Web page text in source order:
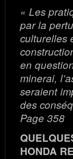
« Les
par la
culturelles
en
minerai,
seraient
des
Page 358
HONDA